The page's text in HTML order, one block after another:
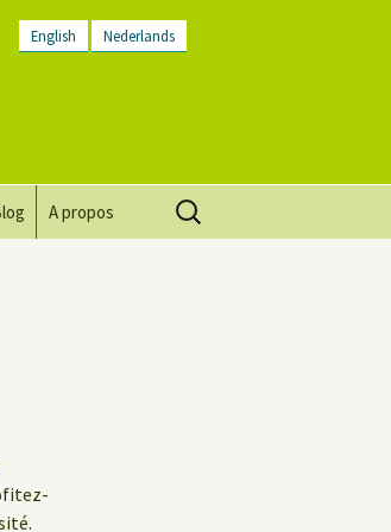
English Nederlands
A propos
Rechercher :